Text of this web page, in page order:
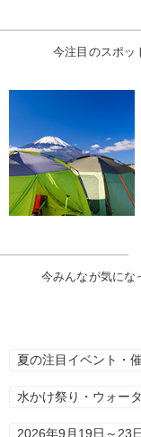
今注目のスポッ
今みんなが気にな
夏の注目イベント・
水かけ祭り・ウォー
2026年9月19日～23